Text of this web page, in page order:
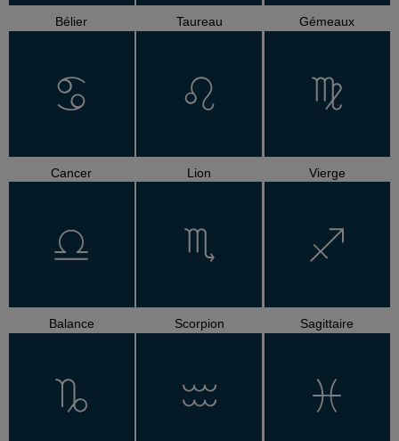
Bélier Taureau Gémeaux
Cancer Lion Vierge
Balance Scorpion Sagittaire